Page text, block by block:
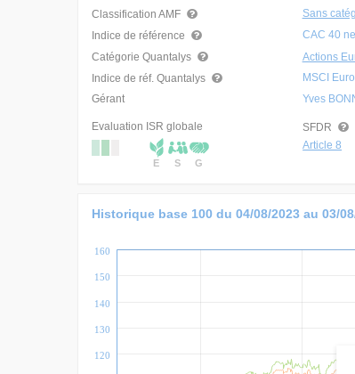
Classification AMF
Sans
Indice de référence
CAC 40
Catégorie Quantalys
Actions
Indice de réf. Quantalys
MSCI
Gérant
Yves
Evaluation ISR globale
E S G
SFDR
Article 8
Historique base 100 du 04/08/2023 au 03/
120
130
140
150
160